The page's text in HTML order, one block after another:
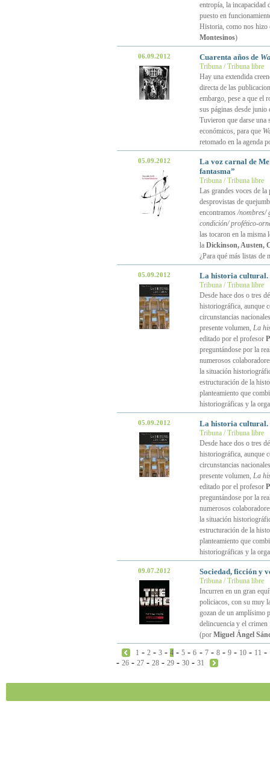
entropía, la incapacidad
puesto en
Historia, como nos hizo
Montesinos)
06.09.2012 Cuarenta años de
Tribuna / Tribuna libre
Hay una extendida
directa de las
embargo, pese a que el
sus páginas desde junio
Tuvieron que darse una
económicos, para que
retomado en la agenda
05.09.2012
La voz carnal de
fantasma”
Tribuna / Tribuna libre
Las grandes voces de la
desprovistas de
encontramos/nombres/
condición/ profético-
las tocaron en la misma
la Dickinson, Austen,
¿Para qué más listas de
05.09.2012 La historia
Tribuna / Tribuna libre
Desde hace dos o tres
historiográfica, aunque
circunstancias
presente volumen, La
editado por el profesor
preguntándose por la
numerosos
la situación
estructuración de la
planteamiento que
historiográficas y la
05.09.2012 La historia
Tribuna / Tribuna libre
Desde hace dos o tres
historiográfica, aunque
circunstancias
presente volumen, La
editado por el profesor
preguntándose por la
numerosos
la situación
estructuración de la
planteamiento que
historiográficas y la
09.07.2012 Sociedad, ficción y
Tribuna / Tribuna libre
Incurren en un gran
policiacos, con su muy
gozan de un amplísimo
delincuencia y el crimen
(por Miguel Ángel
1 -2 -3 -4 -5 -6 - 7- 8- 9- 10- 11 -
- 26 - 27 - 28 - 29 - 30 - 31